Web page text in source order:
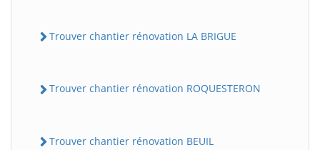
Trouver chantier rénovation LA BRIGUE
Trouver chantier rénovation ROQUESTERON
Trouver chantier rénovation BEUIL